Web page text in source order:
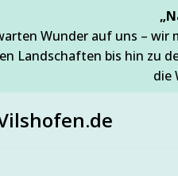
Wunder auf uns –
Landschaften bis hin zu
die